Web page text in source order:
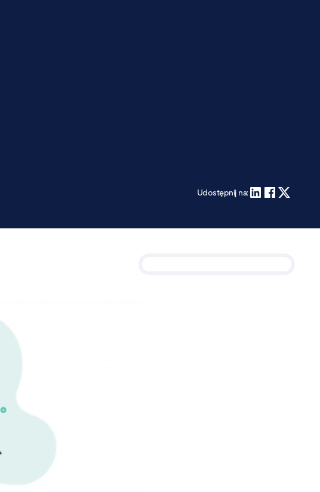
Udostępnij na: